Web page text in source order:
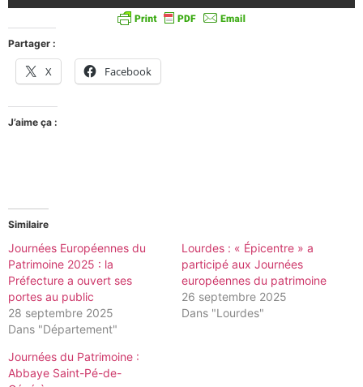
Partager :
X Facebook
J’aime ça :
Similaire
Journées Européennes du
Patrimoine 2025 : la
Préfecture a ouvert ses
portes au public
28 septembre 2025
Dans "Département"
Lourdes : « Épicentre » a
participé aux Journées
européennes du patrimoine
26 septembre 2025
Dans "Lourdes"
Journées du Patrimoine :
Abbaye Saint-Pé-de-